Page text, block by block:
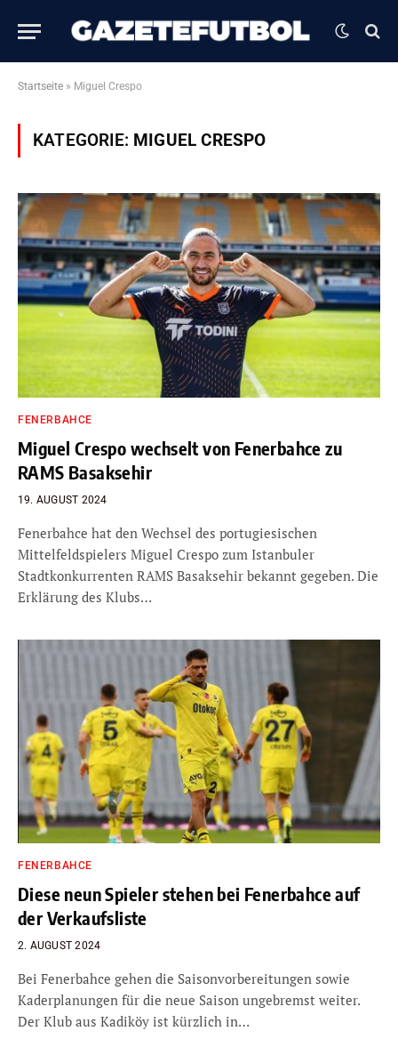
Startseite » Miguel Crespo
KATEGORIE: MIGUEL CRESPO
FENERBAHCE
Miguel Crespo wechselt von Fenerbahce zu
RAMS Basaksehir
19. AUGUST 2024
Fenerbahce hat den Wechsel des portugiesischen
Mittelfeldspielers Miguel Crespo zum Istanbuler
Stadtkonkurrenten RAMS Basaksehir bekannt gegeben. Die
Erklärung des Klubs…
FENERBAHCE
Diese neun Spieler stehen bei Fenerbahce auf
der Verkaufsliste
2. AUGUST 2024
Bei Fenerbahce gehen die Saisonvorbereitungen sowie
Kaderplanungen für die neue Saison ungebremst weiter.
Der Klub aus Kadiköy ist kürzlich in…